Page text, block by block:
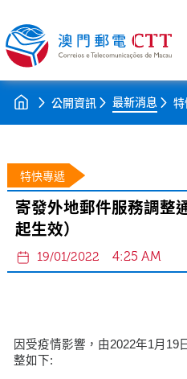
公開資訊 最新消息
特快專遞
寄發外地郵件服務調整
起生效）
19/01/2022 4:25 AM
因受疫情影響，由2022年1月19
整如下: